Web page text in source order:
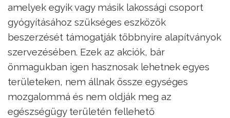
amelyek egyik vagy másik lakossági csoport
gyógyításához szükséges eszközök
beszerzését támogatják többnyire alapítványok
szervezésében. Ezek az akciók, bár
önmagukban igen hasznosak lehetnek egyes
területeken, nem állnak össze egységes
mozgalommá és nem oldják meg az
egészségügy területén fellehető